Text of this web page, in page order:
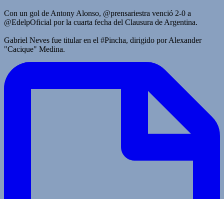
Con un gol de Antony Alonso, @prensariestra venció 2-0 a
@EdelpOficial por la cuarta fecha del Clausura de Argentina.
Gabriel Neves fue titular en el #Pincha, dirigido por Alexander
"Cacique" Medina.